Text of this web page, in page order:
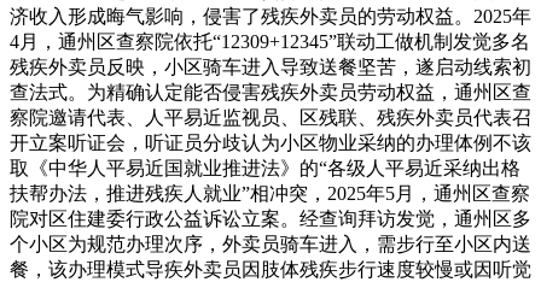
济收入形成晦气影响，侵害了残疾外卖员的劳动权益。2025年
4月，通州区查察院依托“12309+12345”联动工做机制发觉多名
残疾外卖员反映，小区骑车进入导致送餐坚苦，遂启动线索初
查法式。为精确认定能否侵害残疾外卖员劳动权益，通州区查
察院邀请代表、人平易近监视员、区残联、残疾外卖员代表召
开立案听证会，听证员分歧认为小区物业采纳的办理体例不该
取《中华人平易近国就业推进法》的“各级人平易近采纳出格
扶帮办法，推进残疾人就业”相冲突，2025年5月，通州区查察
院对区住建委行政公益诉讼立案。经查询拜访发觉，通州区多
个小区为规范办理次序，外卖员骑车进入，需步行至小区内送
餐，该办理模式导疾外卖员因肢体残疾步行速度较慢或因听觉